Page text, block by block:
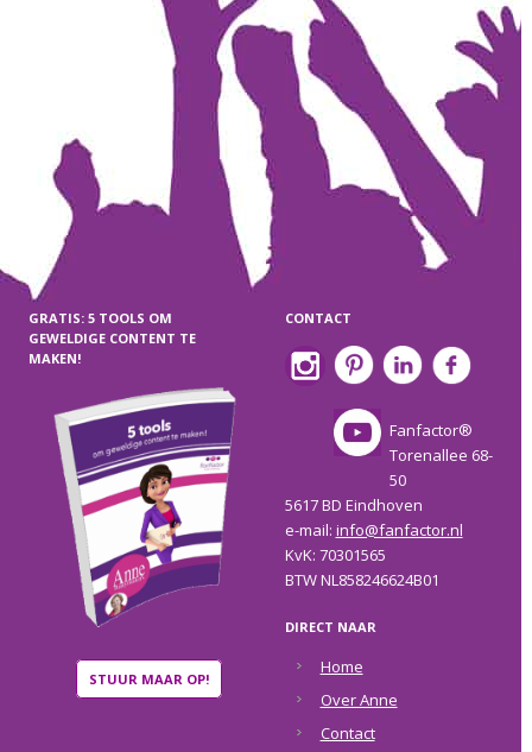
GRATIS: 5 TOOLS OM
GEWELDIGE CONTENT TE
MAKEN!
STUUR MAAR OP!
CONTACT
Fanfactor®
Torenallee 68-
50
5617 BD Eindhoven
e-mail: info@fanfactor.nl
KvK: 70301565
BTW NL858246624B01
DIRECT NAAR
Home
Over Anne
Contact